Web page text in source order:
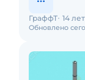
Обновлено
ГраффТ 14